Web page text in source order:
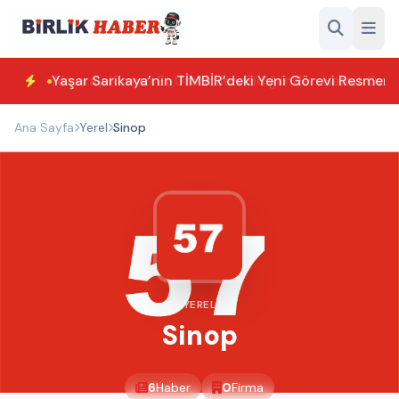
Yaşar Sarıkaya’nın TİMBİR’deki Yeni Görevi
Ana Sayfa Yerel Sinop
YEREL
Sinop
6Haber 0Firma